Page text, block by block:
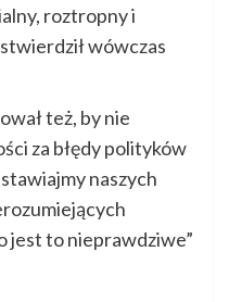
roztropny i
wówczas
też, by nie
za błędy polityków
naszych
jest to nieprawdziwe”